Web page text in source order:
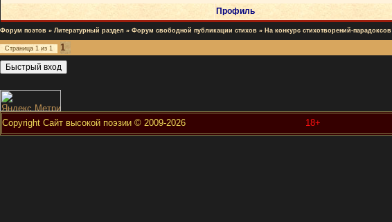
Профиль
Форум поэтов » Литературный раздел » Форум свободной публикации стихов » На конкурс стихотворений-парадоксов
Страница 1 из 1
1
Copyright Сайт высокой поэзии © 2009-2026 18+